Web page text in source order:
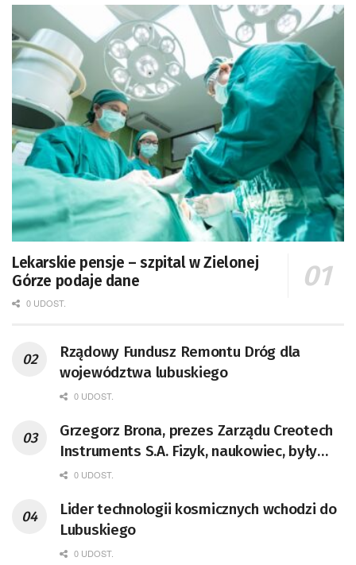
Lekarskie pensje – szpital w Zielonej
Górze podaje dane
0 UDOST.
Rządowy Fundusz Remontu Dróg dla
województwa lubuskiego
0 UDOST.
Grzegorz Brona, prezes Zarządu Creotech
Instruments S.A. Fizyk, naukowiec, były
pracownik CERN w Genewie,
doktor habilitowany nauk fizycznych,
koordynator Rady Sektorowej ds.
Kompetencji Przemysłu Lotniczo-
0 UDOST.
Lider technologii kosmicznych wchodzi do
Lubuskiego
0 UDOST.